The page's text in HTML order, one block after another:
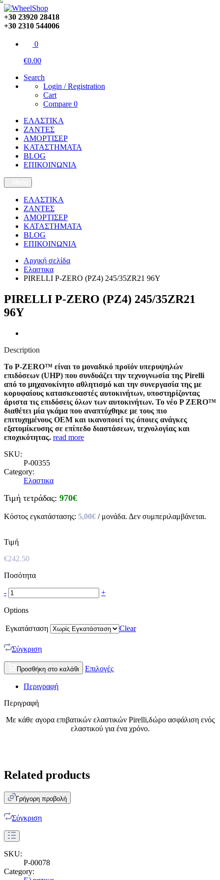
+30 23920 28418
+30 2310 544006
0
€0.00
Search
Login / Registration
Cart
Compare 0
ΕΛΑΣΤΙΚΑ
ΖΑΝΤΕΣ
ΑΜΟΡΤΙΣΕΡ
ΚΑΤΑΣΤΗΜΑΤΑ
BLOG
ΕΠΙΚΟΙΝΩΝΙΑ
ΕΛΑΣΤΙΚΑ
ΖΑΝΤΕΣ
ΑΜΟΡΤΙΣΕΡ
ΚΑΤΑΣΤΗΜΑΤΑ
BLOG
ΕΠΙΚΟΙΝΩΝΙΑ
Αρχική σελίδα
Ελαστικα
PIRELLI P-ZERO (PZ4) 245/35ZR21 96Y
PIRELLI P-ZERO (PZ4) 245/35ZR21
96Y
Description
Το P-ZERO™ είναι το μοναδικό προϊόν υπερυψηλών
επιδόσεων (UHP) που συνδυάζει την τεχνογνωσία της Pirelli
από το μηχανοκίνητο αθλητισμό και την συνεργασία της με
κορυφαίους κατασκευαστές αυτοκινήτων, υποστηρίζοντας
άριστα τις επιδόσεις όλων των αυτοκινήτων. Το νέο P ZERO™
διαθέτει μία γκάμα που αναπτύχθηκε με τους πιο
επιτυχημένους OEM και ικανοποιεί τις όποιες ανάγκες
εξατομίκευσης σε επίπεδο διαστάσεων, τεχνολογίας και
εποχικότητας. read more
SKU:
P-00355
Category:
Ελαστικα
Τιμή τετράδας: 970€
Κόστος εγκατάστασης: 5,00€ / μονάδα. Δεν συμπεριλαμβάνεται.
Τιμή
€242.50
Ποσότητα
- +
Options
Εγκατάσταση Clear
Σύγκριση
Προσθήκη στο καλάθι Επιλογές
Περιγραφή
Περιγραφή
Με κάθε αγορα επιβατικών ελαστικών Pirelli,δώρο ασφάλιση ενός
ελαστικού για ένα χρόνο.
Related products
Γρήγορη προβολή
Σύγκριση
SKU:
P-00078
Category: